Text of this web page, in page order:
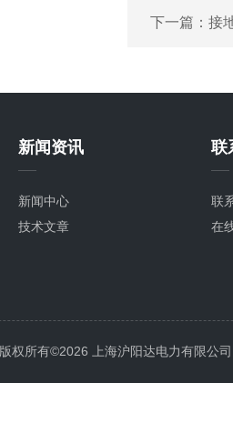
下一篇： 接
新闻资讯
新闻中心
技术文章
联
联
在
版权所有©2026 上海沪阳达电力有限公